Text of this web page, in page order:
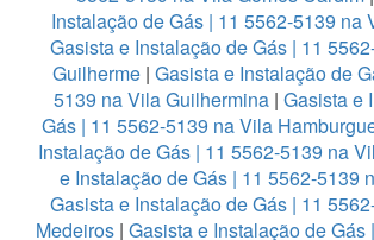
Instalação de Gás | 11 5562-5139 na
Gasista e Instalação de Gás | 11
Guilherme | Gasista e Instalação de
5139 na Vila Guilhermina| Gasista e
Gás | 11 5562-5139 na Vila
Instalação de Gás | 11 5562-5139 na
e Instalação de Gás | 11 5562-5139
Gasista e Instalação de Gás | 11
Medeiros | Gasista e Instalação de Gás